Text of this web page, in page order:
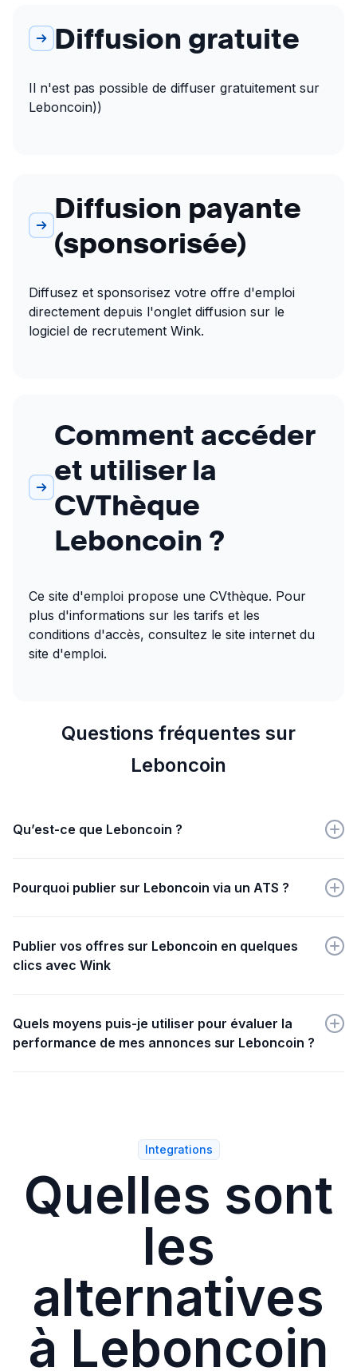
Diffusion gratuite
Il n'est pas possible de diffuser gratuitement sur
Leboncoin))
Diffusion payante
(sponsorisée)
Diffusez et sponsorisez votre offre d'emploi
directement depuis l'onglet diffusion sur le
logiciel de recrutement Wink.
Comment accéder
et utiliser la
CVThèque
Leboncoin ?
Ce site d'emploi propose une CVthèque. Pour
plus d'informations sur les tarifs et les
conditions d'accès, consultez le site internet du
site d'emploi.
Questions fréquentes sur
Leboncoin
Qu’est-ce que Leboncoin ?
vendre et louer des biens et services entre particuliers
Pourquoi publier sur Leboncoin via un ATS ?
offres, automatise leur diffusion et optimise la gestion
des candidatures, simplifiant ainsi le recrutement.
Publier vos offres sur Leboncoin en quelques
clics avec Wink
choisissez Leboncoin dans la liste des plateformes
d'emploi proposées.
Quels moyens puis-je utiliser pour évaluer la
performance de mes annonces sur Leboncoin ?
Integrations
Quelles sont
les
alternatives
à Leboncoin